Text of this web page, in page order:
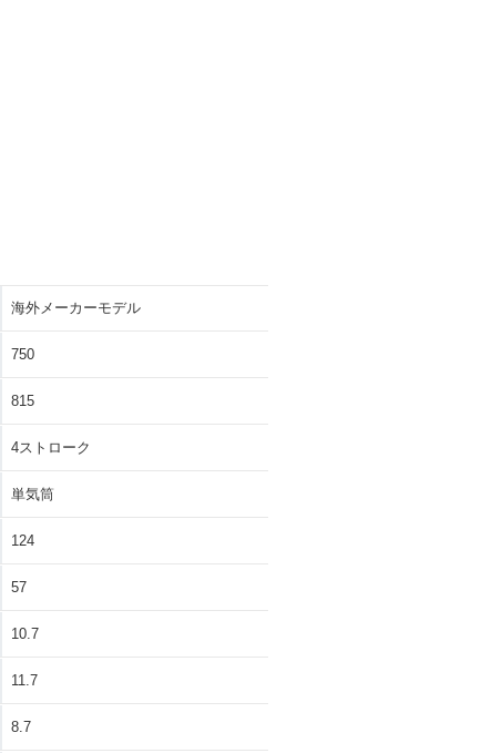
海外メーカーモデル
750
815
4ストローク
単気筒
124
57
10.7
11.7
8.7